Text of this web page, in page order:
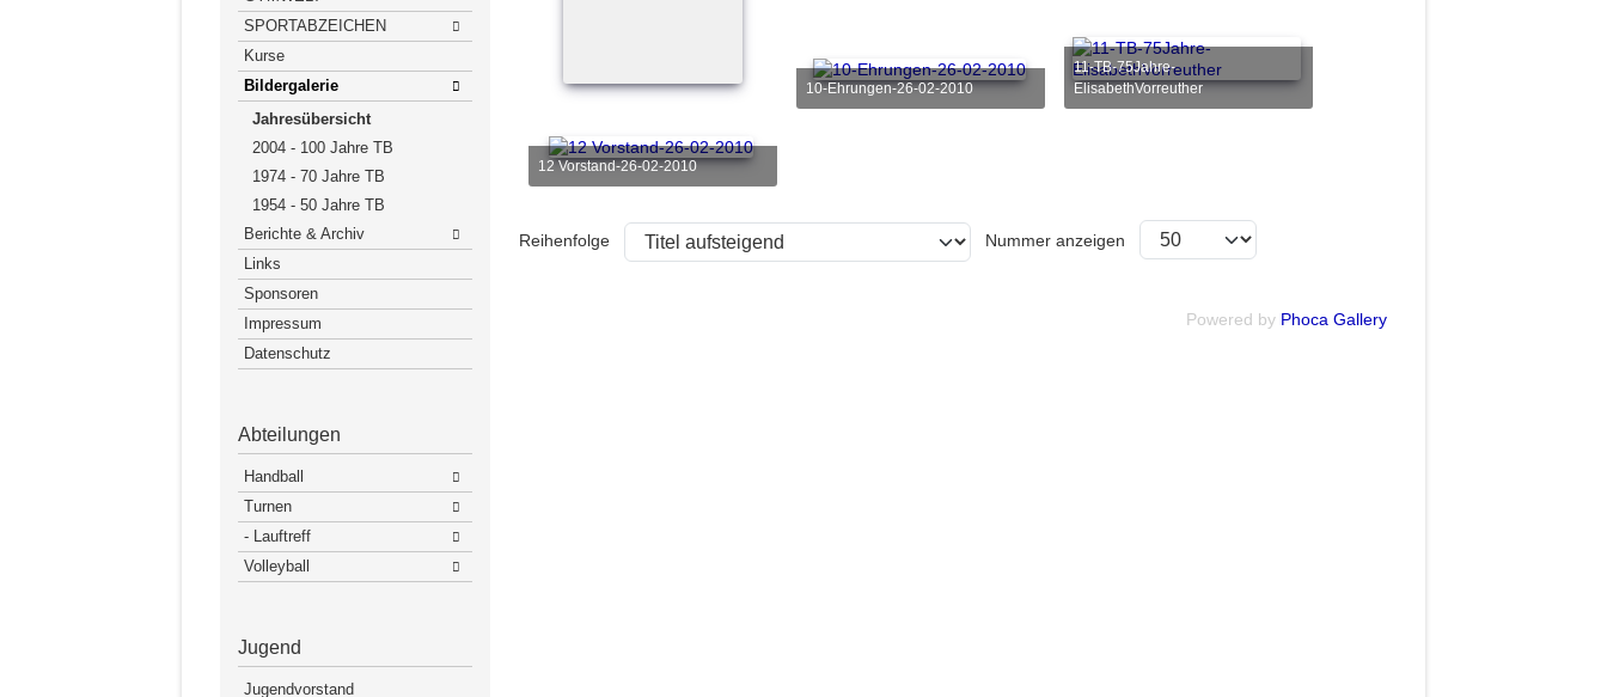
SPORTABZEICHEN
Kurse
Bildergalerie
Jahresübersicht
2004 - 100 Jahre TB
1974 - 70 Jahre TB
1954 - 50 Jahre TB
Berichte & Archiv
Links
Sponsoren
Impressum
Datenschutz
Abteilungen
Handball
Turnen
- Lauftreff
Volleyball
Jugend
Jugendvorstand
10-Ehrungen-26-02-2010
11-TB-75Jahre-
ElisabethVorreuther
12 Vorstand-26-02-2010
Reihenfolge Nummer anzeigen
Powered by Phoca Gallery